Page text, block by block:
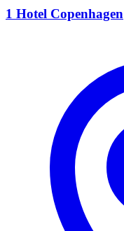
1 Hotel Copenhagen